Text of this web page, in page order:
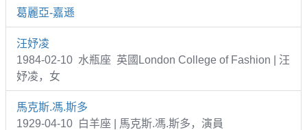
葛麗亞-嘉遜
汪妤凌
1984-02-10 水瓶座 英國London College of Fashion | 汪
妤凌，女
馬克斯.馮.斯多
1929-04-10 白羊座 | 馬克斯.馮.斯多，演員